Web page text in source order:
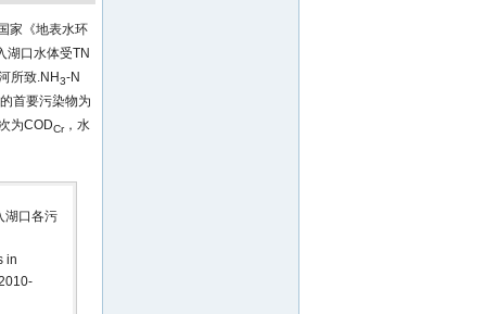
家《地表水环
湖口水体受TN
所致.NH3-N
首要污染物为
为CODCr，水
湖口各污
in